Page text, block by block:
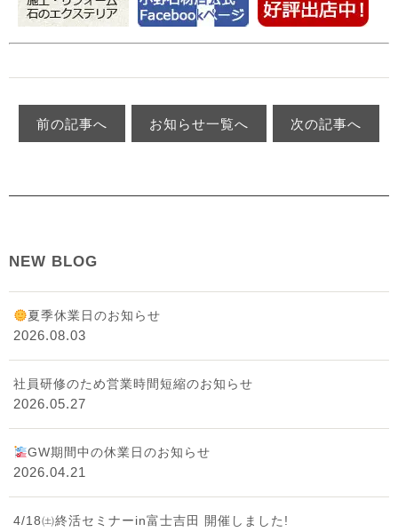
前の記事へ お知らせ一覧へ 次の記事へ
NEW BLOG
夏季休業日のお知らせ
2026.08.03
社員研修のため営業時間短縮のお知らせ
2026.05.27
GW期間中の休業日のお知らせ
2026.04.21
4/18㈯終活セミナーin富士吉田 開催しました!